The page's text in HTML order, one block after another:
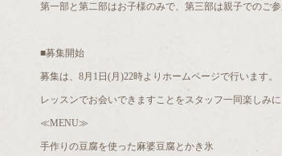
第一部と第二部はお子様のみで、第三部は親子でのご参
■募集開始
募集は、8月1日(月)22時よりホームページで行います。
レッスンでお会いできますことをスタッフ一同楽しみに
≪MENU≫
手作りの豆腐を使った麻婆豆腐とかき氷